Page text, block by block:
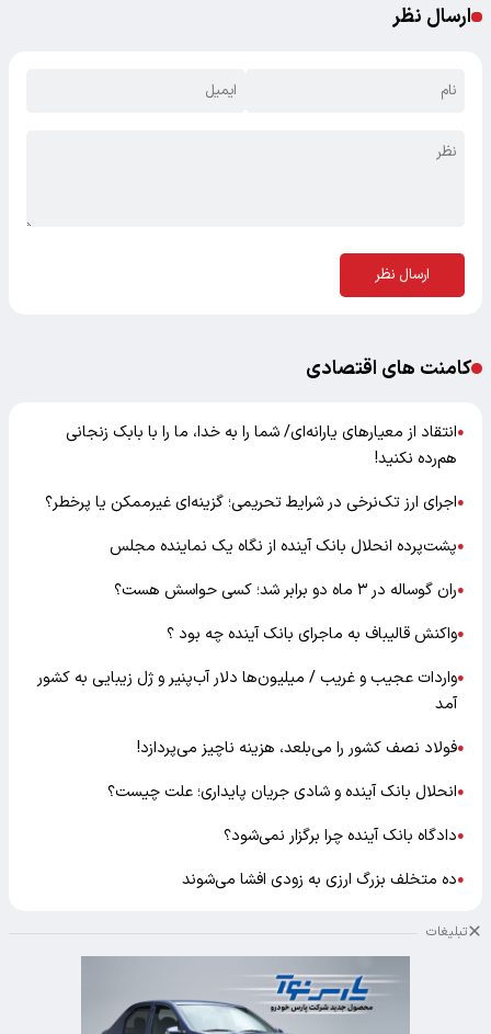
ارسال نظر
ارسال نظر
کامنت های اقتصادی
●انتقاد از معیارهای یارانه‌ای/ شما را به خدا، ما را با بابک زنجانی
هم‌رده نکنید!
●اجرای ارز تک‌نرخی در شرایط تحریمی؛ گزینه‌ای غیرممکن یا پرخطر؟
●پشت‌پرده انحلال بانک آینده از نگاه یک نماینده مجلس
●ران گوساله در ۳ ماه دو برابر شد؛ کسی حواسش هست؟
●واکنش قالیباف به ماجرای بانک آینده چه بود ؟
●واردات عجیب و غریب / میلیون‌ها دلار آب‌پنیر و ژل زیبایی به کشور
آمد
●فولاد نصف کشور را می‌بلعد، هزینه ناچیز می‌پردازد!
●انحلال بانک آینده و شادی جریان پایداری؛ علت چیست؟
●دادگاه بانک آینده چرا برگزار نمی‌شود؟
●ده متخلف بزرگ ارزی به زودی افشا می‌شوند
تبلیغات